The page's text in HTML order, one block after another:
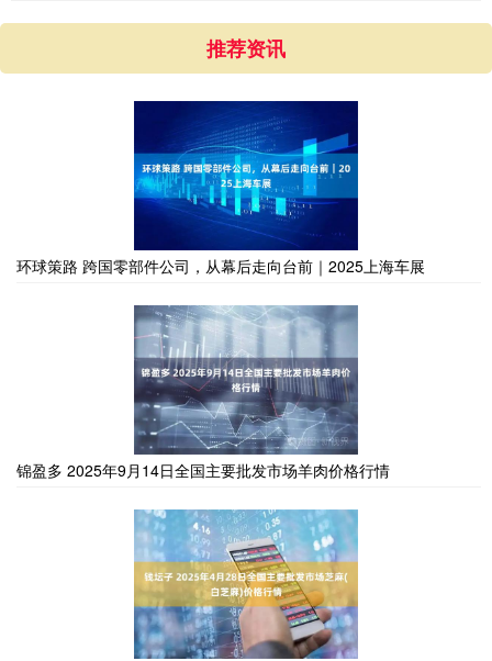
推荐资讯
环球策路 跨国零部件公司，从幕后走向台前｜2025上海车展
锦盈多 2025年9月14日全国主要批发市场羊肉价格行情